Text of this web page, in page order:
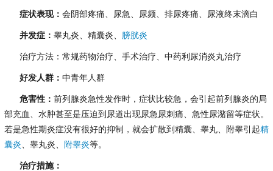
症状表现： 会阴部疼痛、尿急、尿频、排尿疼痛、尿液终末滴白
并发症： 睾丸炎、精囊炎、 膀胱炎
治疗方法：常规药物治疗、手术治疗、中药利尿消炎丸治疗
好发人群： 中青年人群
危害性： 前列腺炎急性发作时，症状比较急，会引起前列腺炎的局
部充血、水肿甚至是压迫到尿道出现尿急尿刺痛、急性尿潴留等症状。
若是急性期炎症没有很好的抑制，就会扩散到精囊、睾丸、附睾引起精
囊炎、睾丸炎、 附睾炎等。
治疗措施：